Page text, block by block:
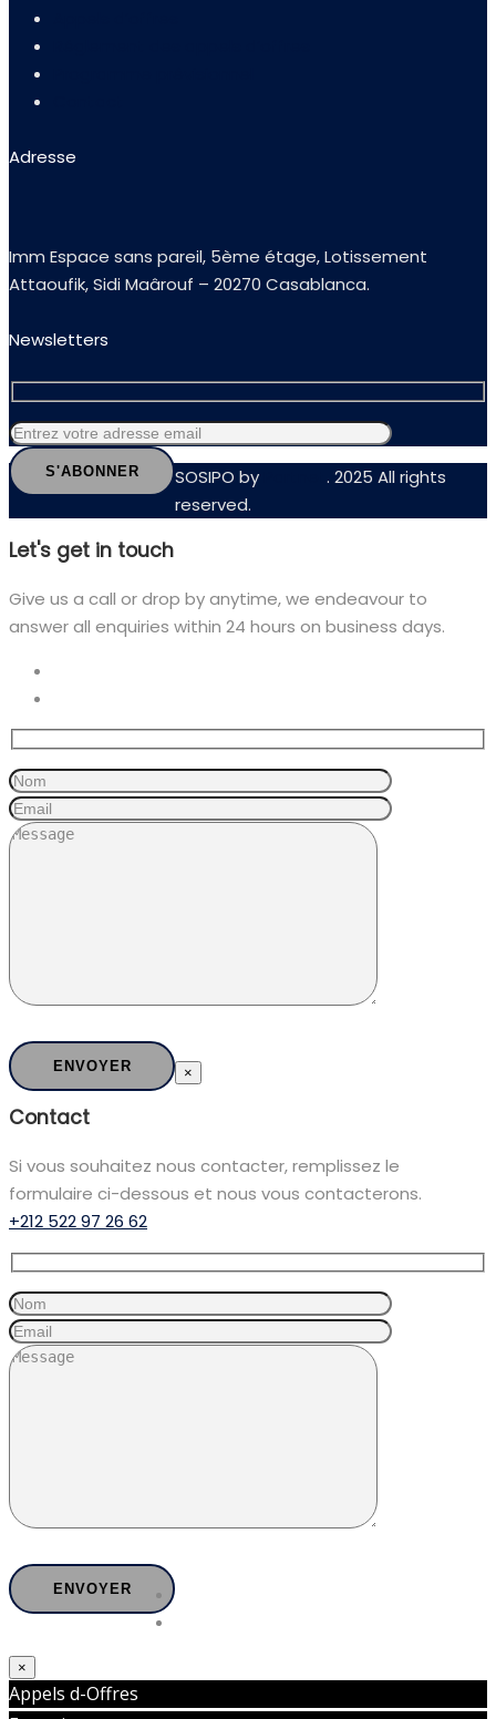
Adresse
Imm Espace sans pareil, 5ème étage, Lotissement
Attaoufik, Sidi Maârouf – 20270 Casablanca.
Newsletters
SOSIPO by
. 2025 All rights
reserved.
Let's get in touch
Give us a call or drop by anytime, we endeavour to
answer all enquiries within 24 hours on business days.
×
Contact
Si vous souhaitez nous contacter, remplissez le
formulaire ci-dessous et nous vous contacterons.
+212 522 97 26 62
×
Appels d-Offres